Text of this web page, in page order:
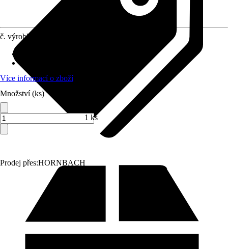
Prodej přes:HORNBACH
č. výrobku
Více informací o zboží
Množství (ks)
1 ks